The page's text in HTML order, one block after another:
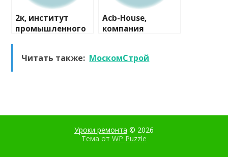
2к, институт
промышленного
Acb-House,
компания
Читать также: МоскомСтрой
Уроки ремонта © 2026
Тема от WP Puzzle